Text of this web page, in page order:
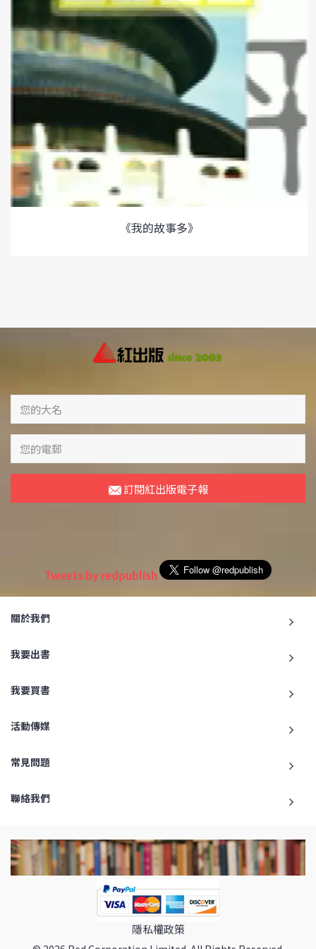
《我的故事多》
訂閱紅出版電子報
Tweets by redpublish
關於我們
我要出書
我要買書
活動傳媒
常見問題
聯絡我們
隱私權政策